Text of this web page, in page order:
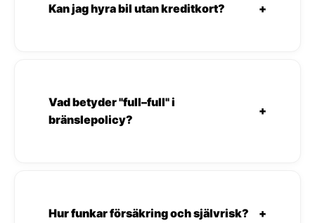
Kan jag hyra bil utan kreditkort? +
Vad betyder "full–full" i
bränslepolicy?
+
Hur funkar försäkring och självrisk? +